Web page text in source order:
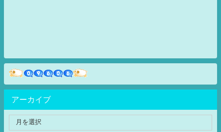
アーカイブ